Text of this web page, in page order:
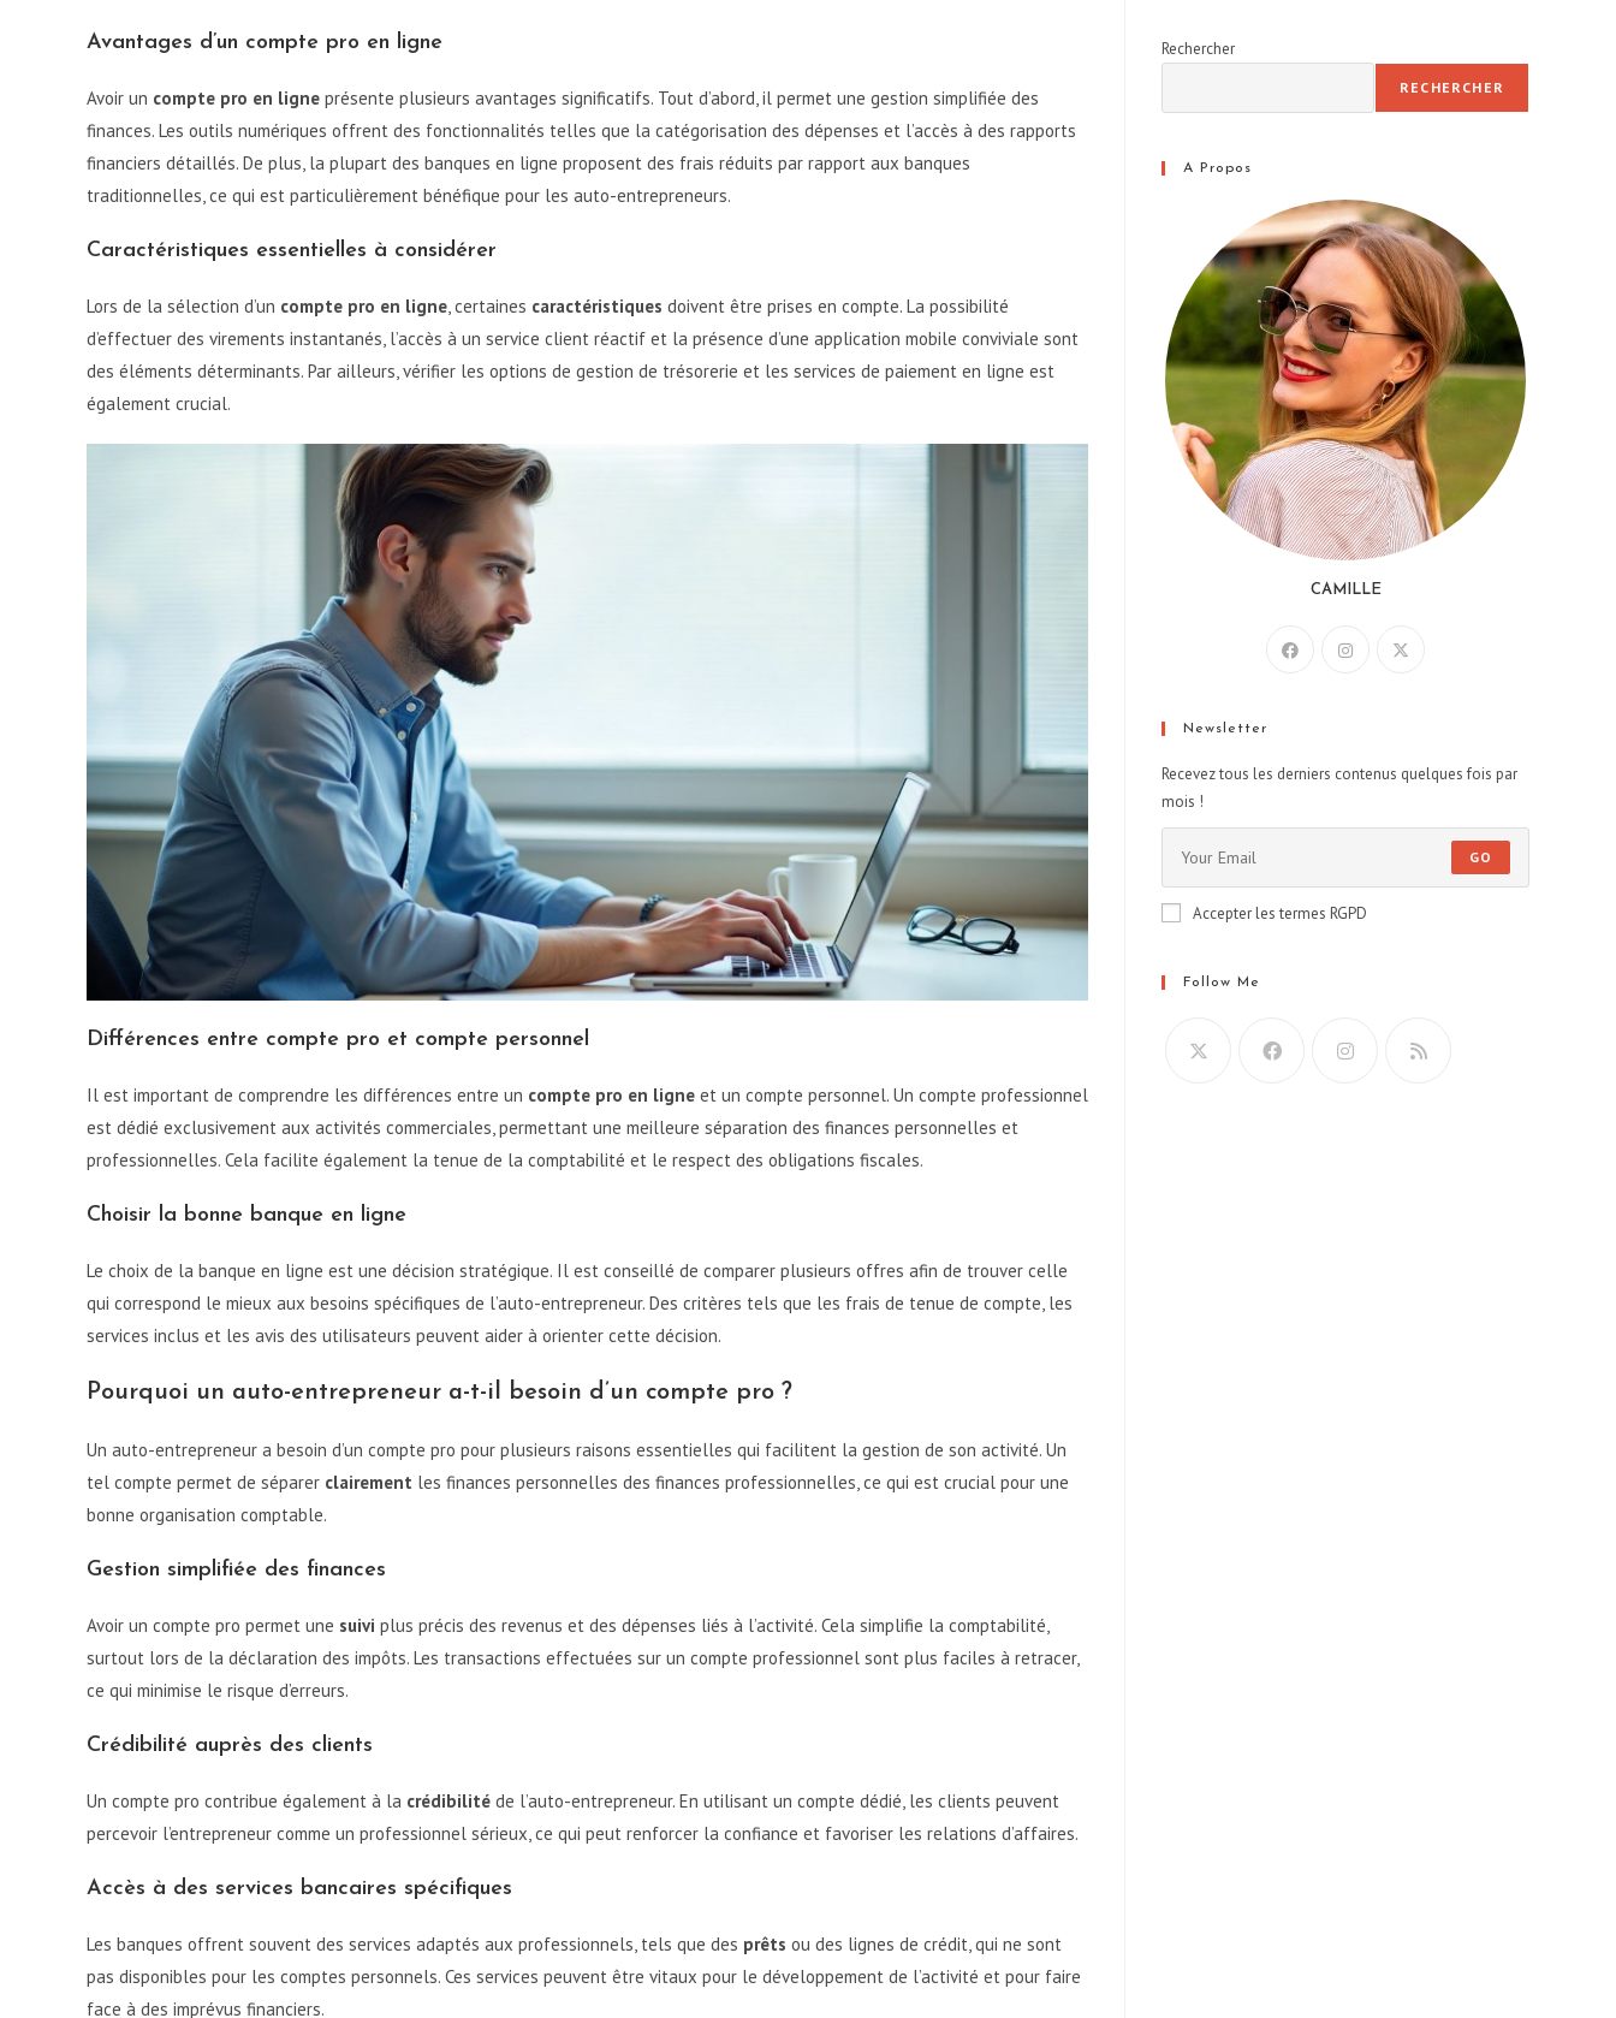
Avantages d’un compte pro en ligne
Avoir un compte pro en ligne présente plusieurs avantages significatifs. Tout d’abord, il permet une gestion simplifiée des
finances. Les outils numériques offrent des fonctionnalités telles que la catégorisation des dépenses et l’accès à des rapports
financiers détaillés. De plus, la plupart des banques en ligne proposent des frais réduits par rapport aux banques
traditionnelles, ce qui est particulièrement bénéfique pour les auto-entrepreneurs.
Caractéristiques essentielles à considérer
Lors de la sélection d’un compte pro en ligne, certaines caractéristiques doivent être prises en compte. La possibilité
d’effectuer des virements instantanés, l’accès à un service client réactif et la présence d’une application mobile conviviale sont
des éléments déterminants. Par ailleurs, vérifier les options de gestion de trésorerie et les services de paiement en ligne est
également crucial.
Différences entre compte pro et compte personnel
Il est important de comprendre les différences entre un compte pro en ligne et un compte personnel. Un compte professionnel
est dédié exclusivement aux activités commerciales, permettant une meilleure séparation des finances personnelles et
professionnelles. Cela facilite également la tenue de la comptabilité et le respect des obligations fiscales.
Choisir la bonne banque en ligne
Le choix de la banque en ligne est une décision stratégique. Il est conseillé de comparer plusieurs offres afin de trouver celle
qui correspond le mieux aux besoins spécifiques de l’auto-entrepreneur. Des critères tels que les frais de tenue de compte, les
services inclus et les avis des utilisateurs peuvent aider à orienter cette décision.
Pourquoi un auto-entrepreneur a-t-il besoin d’un compte pro ?
Un auto-entrepreneur a besoin d’un compte pro pour plusieurs raisons essentielles qui facilitent la gestion de son activité. Un
tel compte permet de séparer clairement les finances personnelles des finances professionnelles, ce qui est crucial pour une
bonne organisation comptable.
Gestion simplifiée des finances
Avoir un compte pro permet une suivi plus précis des revenus et des dépenses liés à l’activité. Cela simplifie la comptabilité,
surtout lors de la déclaration des impôts. Les transactions effectuées sur un compte professionnel sont plus faciles à retracer,
ce qui minimise le risque d’erreurs.
Crédibilité auprès des clients
Un compte pro contribue également à la crédibilité de l’auto-entrepreneur. En utilisant un compte dédié, les clients peuvent
percevoir l’entrepreneur comme un professionnel sérieux, ce qui peut renforcer la confiance et favoriser les relations d’affaires.
Accès à des services bancaires spécifiques
Les banques offrent souvent des services adaptés aux professionnels, tels que des prêts ou des lignes de crédit, qui ne sont
pas disponibles pour les comptes personnels. Ces services peuvent être vitaux pour le développement de l’activité et pour faire
face à des imprévus financiers.
Rechercher
RECHERCHER
A Propos
CAMILLE
Newsletter
Recevez tous les derniers contenus quelques fois par
mois !
GO
Accepter les termes RGPD
Follow Me